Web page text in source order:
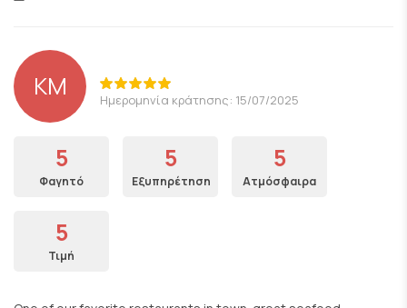
KM Ημερομηνία κράτησης: 15/07/2025
5
Φαγητό
5
Εξυπηρέτηση
5
Ατμόσφαιρα
5
Τιμή